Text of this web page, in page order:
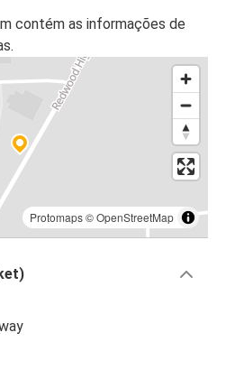
contém as informações de
Protomaps©OpenStreetMap